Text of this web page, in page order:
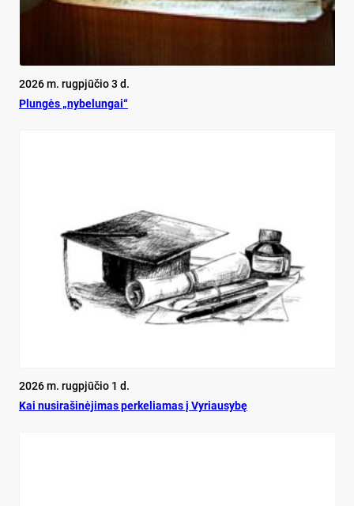
2026 m. rugpjūčio 3 d.
Plun­gės „ny­be­lun­gai“
2026 m. rugpjūčio 1 d.
Kai nu­si­ra­ši­nė­ji­mas per­ke­lia­mas į Vy­riau­sy­bę